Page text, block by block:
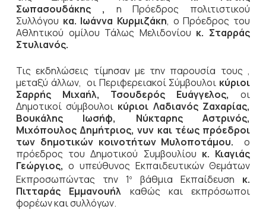
Σωπασουδάκης , η Πρόεδρος πολιτιστικού
Συλλόγου κα. Ιωάννα Κυρμιζάκη, ο Πρόεδρος του
Αθλητικού ομίλου Τάλως Μελιδονίου κ. Σταρράς
Στυλιανός.
Τις εκδηλώσεις τίμησαν με την παρουσία τους ,
μεταξύ άλλων, οι Περιφερειακοί Σύμβουλοι κύριοι
Σαρρής Μιχαήλ, Τσουδερός Ευάγγελος,οι
Δημοτικοί σύμβουλοι κύριοι Λαδιανός Ζαχαρίας,
Βουκάλης Ιωσήφ, Νύκταρης Αστρινός,
Μιχόπουλος Δημήτριος, νυν και τέως πρόεδροι
των δημοτικών κοινοτήτων Μυλοποτάμου.ο
πρόεδρος του Δημοτικού Συμβουλίου κ. Κιαγιάς
Γεώργιος,ο υπεύθυνος Εκπαιδευτικών Θεμάτων
Εκπροσωπώντας την 1ο βάθμια Εκπαίδευση κ.
Πιτταράς Εμμανουήλ καθώς και εκπρόσωποι
φορέων και συλλόγων.